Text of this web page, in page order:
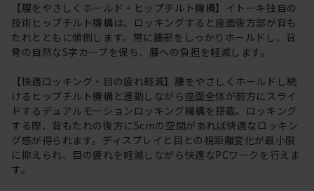
【腰をやさしくホールド・ヒップチルト機構】イトーキ独自の
技術ヒップチルト機構は、ロッキングすると座面後方部が背も
たれとともに傾倒します。常に腰部をしっかりホールドし、背
骨の自然なS字カーブを保ち、腰への負担を軽減します。
【快適ロッキング・目の疲れ軽減】腰をやさしくホールドし続
けるヒップチルト機構と連動しながら座面全体が前方にスライ
ドするデュアルモーションロッキング機構を搭載。ロッキング
する際、背もたれの後方に5cmの空間があれば快適なロッキン
グ感が得られます。ディスプレイと目との視距離変化が最小限
に抑えられ、目の疲れを軽減しながら快適なPCワークを行えま
す。